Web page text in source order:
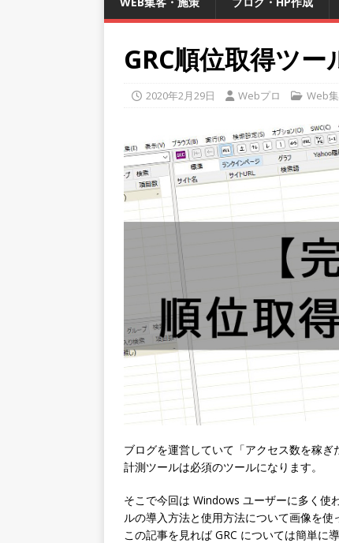
GRC順位取得ツ
2020年2月29日 Webプロ Web
ブログを運営していて「アクセス数を稼
計測ツールは必須のツールになります。
そこで今回は Windows ユーザーに多く使
ルの導入方法と使用方法について画像を使
この記事を見れば GRC については簡単に